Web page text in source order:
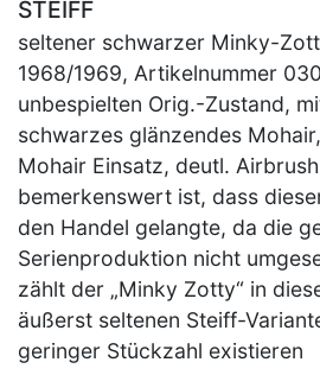
STEIFF
seltener schwarzer Minky-
1968/1969, Artikelnummer
unbespielten Orig.-Zustand,
schwarzes glänzendes
Mohair Einsatz, deutl.
bemerkenswert ist, dass
den Handel gelangte, da die
Serienproduktion nicht
zählt der „Minky Zotty“ in
äußerst seltenen Steiff-
geringer Stückzahl existieren